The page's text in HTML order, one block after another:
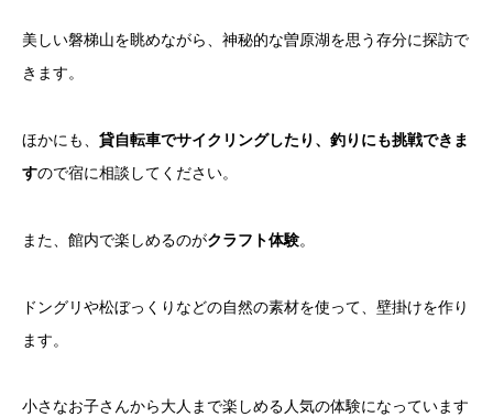
美しい磐梯山を眺めながら、神秘的な曽原湖を思う存分に探訪で
きます。
ほかにも、 貸自転車でサイクリングしたり、釣りにも挑戦できま
すので宿に相談してください。
また、館内で楽しめるのがクラフト体験。
ドングリや松ぼっくりなどの自然の素材を使って、壁掛けを作り
ます。
小さなお子さんから大人まで楽しめる人気の体験になっています